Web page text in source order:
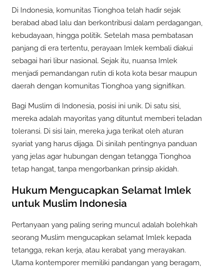
Di Indonesia, komunitas Tionghoa telah hadir sejak
berabad abad lalu dan berkontribusi dalam perdagangan,
kebudayaan, hingga politik. Setelah masa pembatasan
panjang di era tertentu, perayaan Imlek kembali diakui
sebagai hari libur nasional. Sejak itu, nuansa Imlek
menjadi pemandangan rutin di kota kota besar maupun
daerah dengan komunitas Tionghoa yang signifikan.
Bagi Muslim di Indonesia, posisi ini unik. Di satu sisi,
mereka adalah mayoritas yang dituntut memberi teladan
toleransi. Di sisi lain, mereka juga terikat oleh aturan
syariat yang harus dijaga. Di sinilah pentingnya panduan
yang jelas agar hubungan dengan tetangga Tionghoa
tetap hangat, tanpa mengorbankan prinsip akidah.
Hukum Mengucapkan Selamat Imlek
untuk Muslim Indonesia
Pertanyaan yang paling sering muncul adalah bolehkah
seorang Muslim mengucapkan selamat Imlek kepada
tetangga, rekan kerja, atau kerabat yang merayakan.
Ulama kontemporer memiliki pandangan yang beragam,